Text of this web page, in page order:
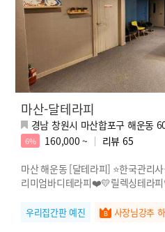
마산-달테라피
경남 창원시 마산합포구 해운동
6% 160,000 ~ 리뷰 65
마산 해운동 [달테라피] ⭐한국관리
리미엄바디테라피❤️💛릴렉싱테라피
우리집간판 예진 사장님강추